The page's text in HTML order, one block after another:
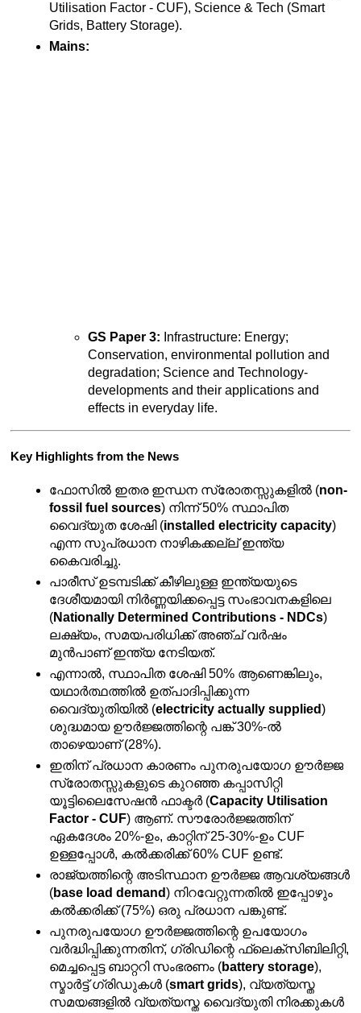
Utilisation Factor - CUF), Science & Tech (Smart
Grids, Battery Storage).
Mains:
GS Paper 3: Infrastructure: Energy;
Conservation, environmental pollution and
degradation; Science and Technology-
developments and their applications and
effects in everyday life.
Key Highlights from the News
ഫോസിൽ ഇതര ഇന്ധന സ്രോതസ്സുകളിൽ (non-
fossil fuel sources) നിന്ന് 50% സ്ഥാപിത
വൈദ്യുത ശേഷി (installed electricity capacity)
എന്ന സുപ്രധാന നാഴികക്കല്ല് ഇന്ത്യ
കൈവരിച്ചു.
പാരീസ് ഉടമ്പടിക്ക് കീഴിലുള്ള ഇന്ത്യയുടെ
ദേശീയമായി നിർണ്ണയിക്കപ്പെട്ട സംഭാവനകളിലെ
(Nationally Determined Contributions - NDCs)
ലക്ഷ്യം, സമയപരിധിക്ക് അഞ്ച് വർഷം
മുൻപാണ് ഇന്ത്യ നേടിയത്.
എന്നാൽ, സ്ഥാപിത ശേഷി 50% ആണെങ്കിലും,
യഥാർത്ഥത്തിൽ ഉത്പാദിപ്പിക്കുന്ന
വൈദ്യുതിയിൽ (electricity actually supplied)
ശുദ്ധമായ ഊർജ്ജത്തിന്റെ പങ്ക് 30%-ൽ
താഴെയാണ് (28%).
ഇതിന് പ്രധാന കാരണം പുനരുപയോഗ ഊർജ്ജ
സ്രോതസ്സുകളുടെ കുറഞ്ഞ കപ്പാസിറ്റി
യൂട്ടിലൈസേഷൻ ഫാക്ടർ (Capacity Utilisation
Factor - CUF) ആണ്. സൗരോർജ്ജത്തിന്
ഏകദേശം 20%-ഉം, കാറ്റിന് 25-30%-ഉം CUF
ഉള്ളപ്പോൾ, കൽക്കരിക്ക് 60% CUF ഉണ്ട്.
രാജ്യത്തിന്റെ അടിസ്ഥാന ഊർജ്ജ ആവശ്യങ്ങൾ
(base load demand) നിറവേറ്റുന്നതിൽ ഇപ്പോഴും
കൽക്കരിക്ക് (75%) ഒരു പ്രധാന പങ്കുണ്ട്.
പുനരുപയോഗ ഊർജ്ജത്തിന്റെ ഉപയോഗം
വർദ്ധിപ്പിക്കുന്നതിന്, ഗ്രിഡിന്റെ ഫ്ലെക്സിബിലിറ്റി,
മെച്ചപ്പെട്ട ബാറ്ററി സംഭരണം (battery storage),
സ്മാർട്ട് ഗ്രിഡുകൾ (smart grids), വ്യത്യസ്ത
സമയങ്ങളിൽ വ്യത്യസ്ത വൈദ്യുതി നിരക്കുകൾ